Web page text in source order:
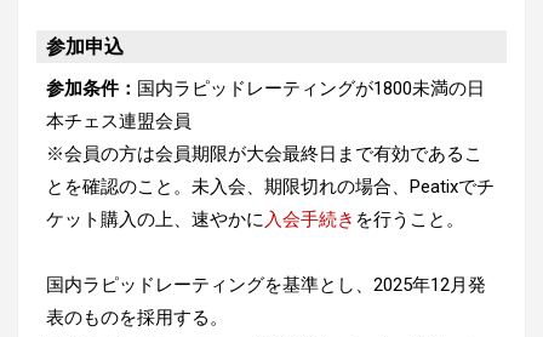
参加申込
参加条件： 国内ラピッドレーティングが1800未満の日
本チェス連盟会員
※会員の方は会員期限が大会最終日まで有効であるこ
とを確認のこと。未入会、期限切れの場合、Peatixでチ
ケット購入の上、速やかに入会手続き を行うこと。
国内ラピッドレーティングを基準とし、2025年12月発
表のものを採用する。